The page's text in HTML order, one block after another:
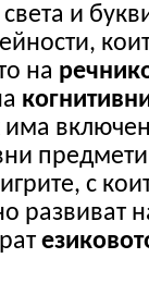
света и
на
има
с
развиват